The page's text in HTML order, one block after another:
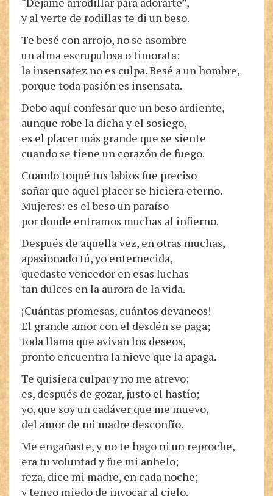
y al verte de rodillas te di un beso.
Te besé con arrojo, no se asombre
un alma escrupulosa o timorata:
la insensatez no es culpa. Besé a un hombre,
porque toda pasión es insensata.
Debo aquí confesar que un beso ardiente,
aunque robe la dicha y el sosiego,
es el placer más grande que se siente
cuando se tiene un corazón de fuego.
Cuando toqué tus labios fue preciso
soñar que aquel placer se hiciera eterno.
Mujeres: es el beso un paraíso
por donde entramos muchas al infierno.
Después de aquella vez, en otras muchas,
apasionado tú, yo enternecida,
quedaste vencedor en esas luchas
tan dulces en la aurora de la vida.
¡Cuántas promesas, cuántos devaneos!
El grande amor con el desdén se paga;
toda llama que avivan los deseos,
pronto encuentra la nieve que la apaga.
Te quisiera culpar y no me atrevo;
es, después de gozar, justo el hastío;
yo, que soy un cadáver que me muevo,
del amor de mi madre desconfío.
Me engañaste, y no te hago ni un reproche,
era tu voluntad y fue mi anhelo;
reza, dice mi madre, en cada noche;
y tengo miedo de invocar al cielo.